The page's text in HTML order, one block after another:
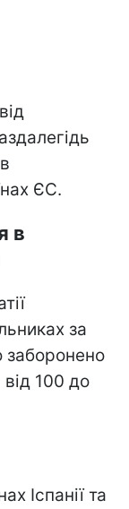
ЄС.
в
за
100 до
Іспанії та